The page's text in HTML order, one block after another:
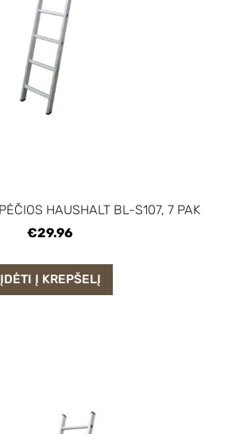
HAUSHALT BL-S107, 7 PAK
€29.96
ĮDĖTI Į KREPŠELĮ